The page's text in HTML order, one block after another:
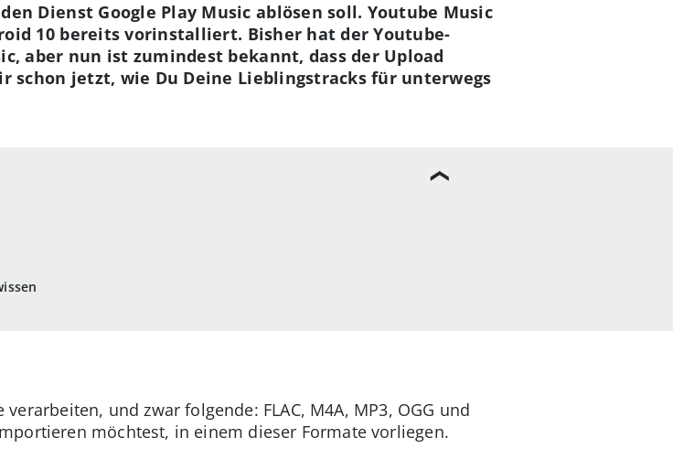
Dienst Google Play Music ablösen soll. Youtube Music
10 bereits vorinstalliert. Bisher hat der Youtube-
aber nun ist zumindest bekannt, dass der Upload
schon jetzt, wie Du Deine Lieblingstracks für unterwegs
und zwar folgende: FLAC, M4A, MP3, OGG und
möchtest, in einem dieser Formate vorliegen.